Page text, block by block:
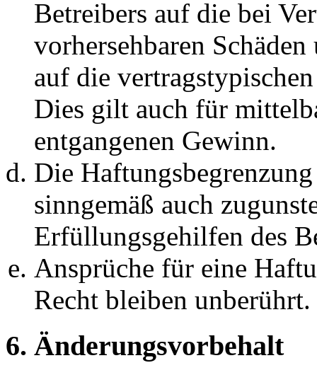
Betreibers auf die bei
vorhersehbaren
auf die
Dies gilt auch für
entgangenen Gewinn.
Die
sinngemäß auch
Erfüllungsgehilfen des
Ansprüche für eine
Recht bleiben unberührt.
6. Änderungsvorbehalt